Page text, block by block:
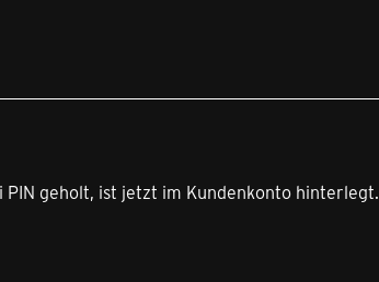
PIN geholt, ist jetzt im Kundenkonto hinterlegt.